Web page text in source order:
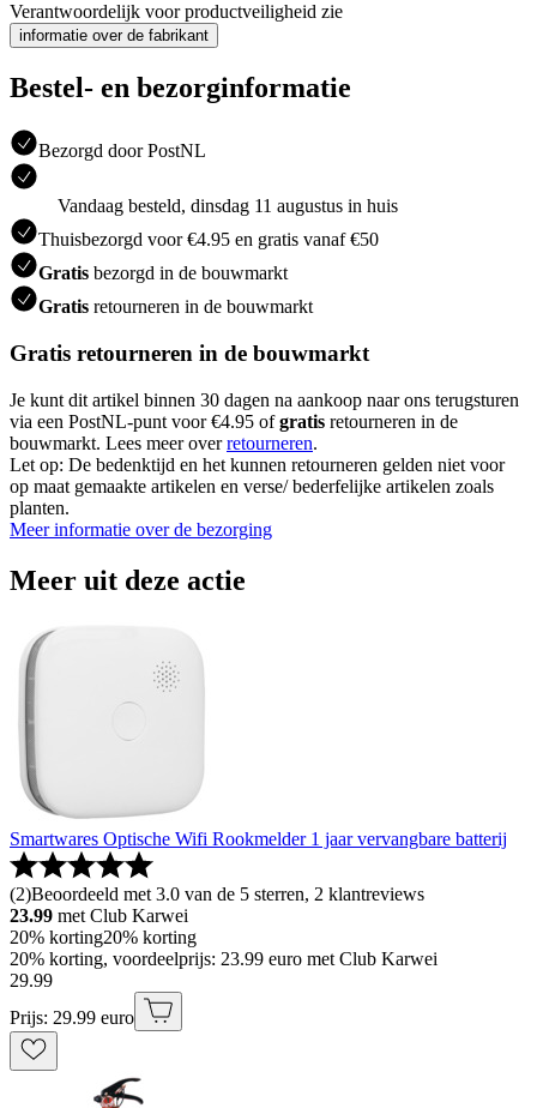
Verantwoordelijk voor productveiligheid zie
informatie over de fabrikant
Bestel- en bezorginformatie
Bezorgd door PostNL
Vandaag besteld, dinsdag 11 augustus in huis
Thuisbezorgd voor €4.95 en gratis vanaf €50
Gratis bezorgd in de bouwmarkt
Gratis retourneren in de bouwmarkt
Gratis retourneren in de bouwmarkt
Je kunt dit artikel binnen 30 dagen na aankoop naar ons terugsturen
via een PostNL-punt voor €4.95 ofgratis retourneren in de
bouwmarkt. Lees meer overretourneren.
Let op: De bedenktijd en het kunnen retourneren gelden niet voor
op maat gemaakte artikelen en verse/ bederfelijke artikelen zoals
planten.
Meer informatie over de bezorging
Meer uit deze actie
Smartwares Optische Wifi Rookmelder 1 jaar vervangbare batterij
(2)Beoordeeld met 3.0 van de 5 sterren, 2 klantreviews
23.99 met Club Karwei
20% korting20% korting
20% korting, voordeelprijs: 23.99 euro met Club Karwei
29.99
Prijs: 29.99 euro